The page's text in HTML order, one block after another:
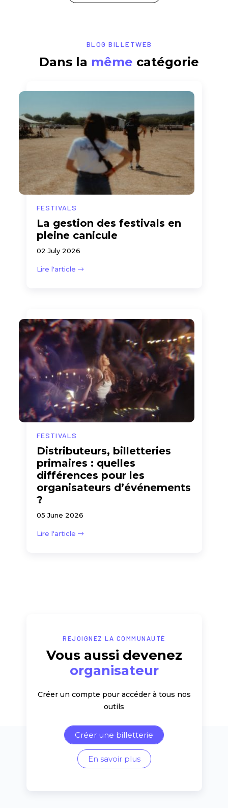
BLOG BILLETWEB
Dans la même catégorie
FESTIVALS
La gestion des festivals en
pleine canicule
02 July 2026
Lire l'article
FESTIVALS
Distributeurs, billetteries
primaires : quelles
différences pour les
organisateurs d’événements
?
05 June 2026
Lire l'article
REJOIGNEZ LA COMMUNAUTÉ
Vous aussi devenez
organisateur
Créer un compte pour accéder à tous nos
outils
Créer une billetterie
En savoir plus